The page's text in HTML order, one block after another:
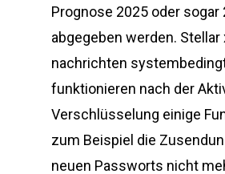
Prognose 2025 oder sogar
abgegeben werden. Stellar
nachrichten
funktionieren nach der
Verschlüsselung einige
zum Beispiel die
neuen Passworts nicht